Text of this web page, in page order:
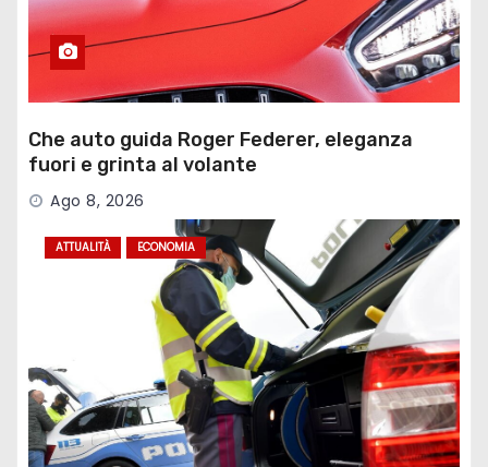
Che auto guida Roger Federer, eleganza
fuori e grinta al volante
Ago 8, 2026
ATTUALITÀ ECONOMIA